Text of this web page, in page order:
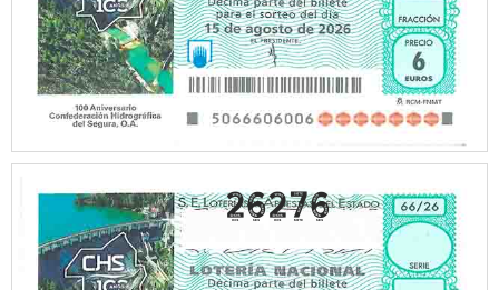
26276